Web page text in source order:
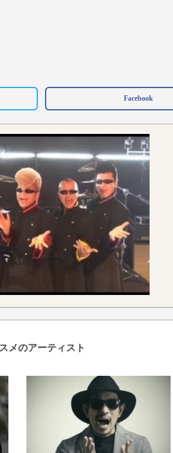
Facebook
メのアーティスト